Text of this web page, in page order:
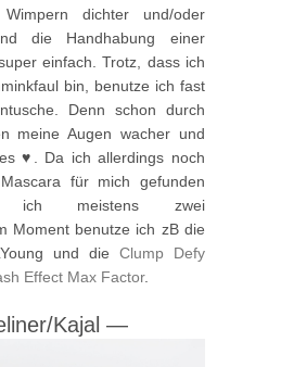
dichter und/oder
die Handhabung einer
einfach. Trotz, dass ich
bin, benutze ich fast
Denn schon durch
meine Augen wacher und
♥. Da ich allerdings noch
für mich gefunden
ich meistens zwei
Moment benutze ich zB die
und die Clump Defy
Effect Max Factor.
Kajal —